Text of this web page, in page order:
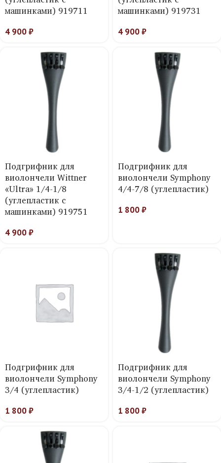
машинками) 919711
4 900₽
машинками) 919731
4 900₽
Подгрифник для
виолончели Wittner
«Ultra» 1/4-1/8
(углепластик c
машинками) 919751
4 900₽
Подгрифник для
виолончели Symphony
4/4-7/8 (углепластик)
1 800₽
Подгрифник для
виолончели Symphony
3/4 (углепластик)
1 800₽
Подгрифник для
виолончели Symphony
3/4-1/2 (углепластик)
1 800₽